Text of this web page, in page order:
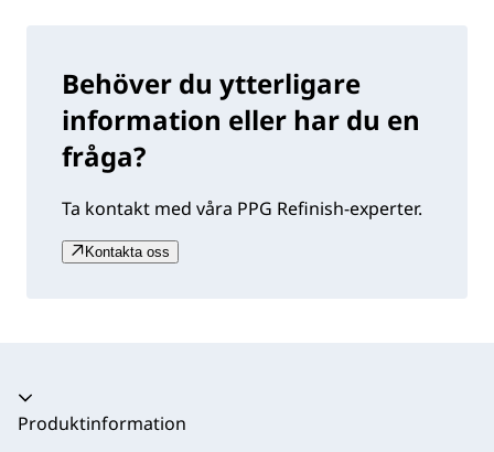
Behöver du ytterligare
information eller har du en
fråga?
Ta kontakt med våra PPG Refinish-experter.
Kontakta oss
Produktinformation